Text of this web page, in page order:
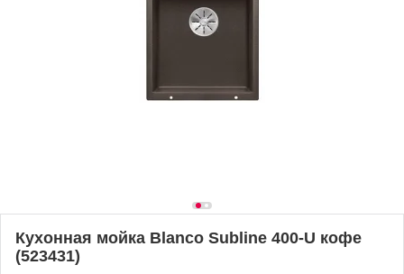
Кухонная мойка Blanco Subline 400-U кофе
(523431)